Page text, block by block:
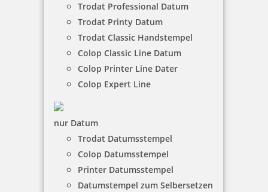
Trodat Professional Datum
Trodat Printy Datum
Trodat Classic Handstempel
Colop Classic Line Datum
Colop Printer Line Dater
Colop Expert Line
nur Datum
Trodat Datumsstempel
Colop Datumsstempel
Printer Datumsstempel
Datumstempel zum Selbersetzen
Trodat Professional 5430 Mehrfarbiger Stempel
Jetzt gestalten